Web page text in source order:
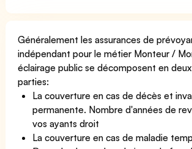
Généralement les assurances de
indépendant pour le métier Monteur /
éclairage public se décomposent en
parties:
La couverture en cas de décès et
permanente. Nombre d'années de
vos ayants droit
La couverture en cas de maladie